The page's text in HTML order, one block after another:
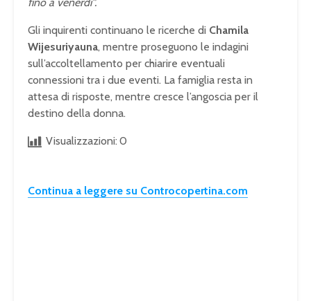
fino a venerdì”.
Gli inquirenti continuano le ricerche di Chamila
Wijesuriyauna, mentre proseguono le indagini
sull’accoltellamento per chiarire eventuali
connessioni tra i due eventi. La famiglia resta in
attesa di risposte, mentre cresce l’angoscia per il
destino della donna.
Visualizzazioni: 0
Continua a leggere su Controcopertina.com